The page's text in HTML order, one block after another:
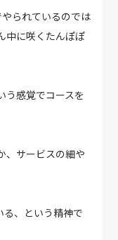
られているのでは
中に咲くたんぽぽ
う感覚でコースを
、サービスの細や
る、という精神で